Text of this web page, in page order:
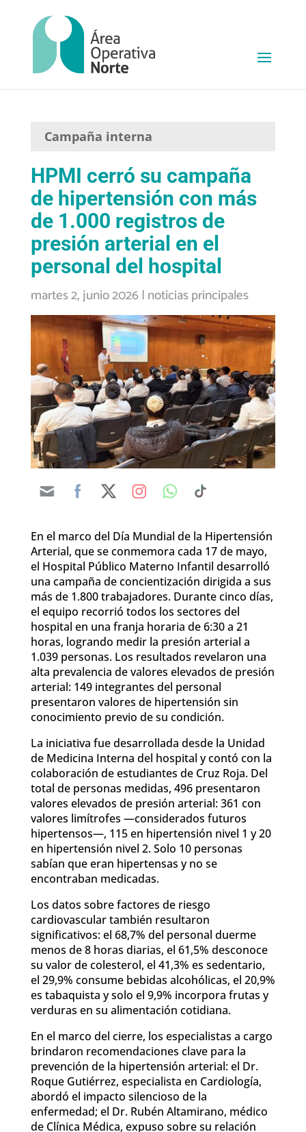
Campaña interna
HPMI cerró su campaña
de hipertensión con más
de 1.000 registros de
presión arterial en el
personal del hospital
martes 2, junio 2026|noticias principales
​En el marco del Día Mundial de la Hipertensión
Arterial, que se conmemora cada 17 de mayo,
el Hospital Público Materno Infantil desarrolló
una campaña de concientización dirigida a sus
más de 1.800 trabajadores. Durante cinco días,
el equipo recorrió todos los sectores del
hospital en una franja horaria de 6:30 a 21
horas, logrando medir la presión arterial a
1.039 personas. Los resultados revelaron una
alta prevalencia de valores elevados de presión
arterial: 149 integrantes del personal
presentaron valores de hipertensión sin
conocimiento previo de su condición.
La iniciativa fue desarrollada desde la Unidad
de Medicina Interna del hospital y contó con la
colaboración de estudiantes de Cruz Roja. Del
total de personas medidas, 496 presentaron
valores elevados de presión arterial: 361 con
valores limítrofes —considerados futuros
hipertensos—, 115 en hipertensión nivel 1 y 20
en hipertensión nivel 2. Solo 10 personas
sabían que eran hipertensas y no se
encontraban medicadas.
Los datos sobre factores de riesgo
cardiovascular también resultaron
significativos: el 68,7% del personal duerme
menos de 8 horas diarias, el 61,5% desconoce
su valor de colesterol, el 41,3% es sedentario,
el 29,9% consume bebidas alcohólicas, el 20,9%
es tabaquista y solo el 9,9% incorpora frutas y
verduras en su alimentación cotidiana.
En el marco del cierre, los especialistas a cargo
brindaron recomendaciones clave para la
prevención de la hipertensión arterial: el Dr.
Roque Gutiérrez, especialista en Cardiología,
abordó el impacto silencioso de la
enfermedad; el Dr. Rubén Altamirano, médico
de Clínica Médica, expuso sobre su relación